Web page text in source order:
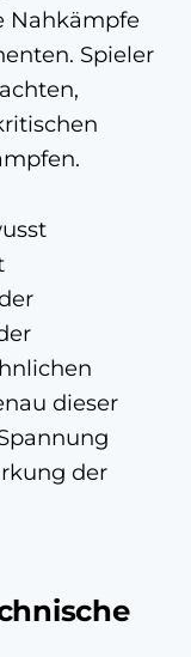
Nahkämpfe
Spieler
dieser
der